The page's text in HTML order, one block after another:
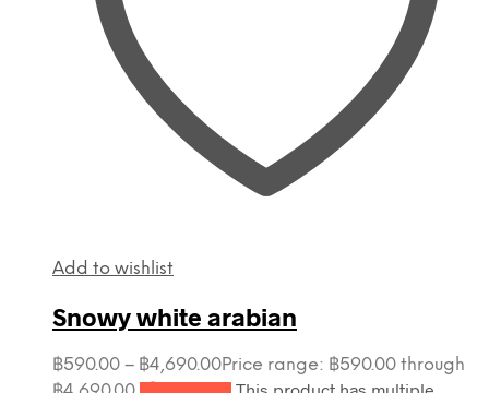
Add to wishlist
Snowy white arabian
฿590.00 – ฿4,690.00Price range: ฿590.00 through